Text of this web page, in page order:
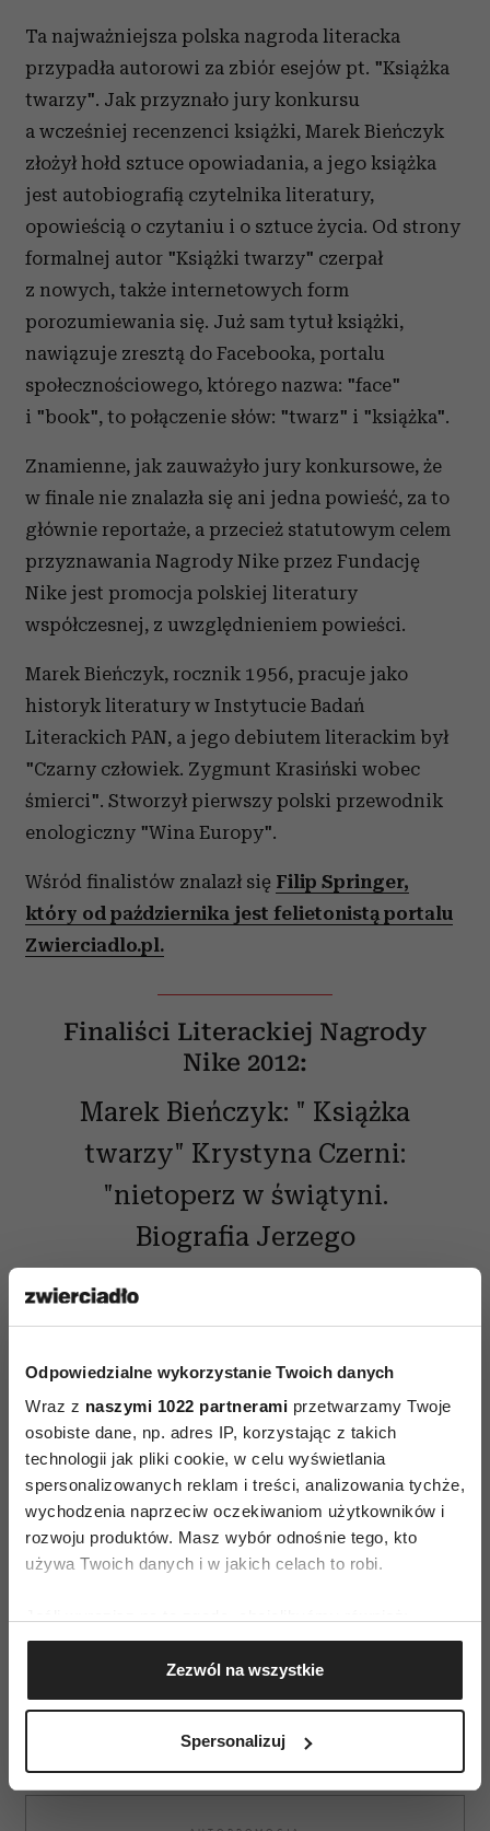
Odpowiedzialne wykorzystanie Twoich danych
Wraz z naszymi 1022 partnerami przetwarzamy Twoje
osobiste dane, np. adres IP, korzystając z takich
technologii jak pliki cookie, w celu wyświetlania
spersonalizowanych reklam i treści, analizowania tychże,
wychodzenia naprzeciw oczekiwaniom użytkowników i
rozwoju produktów. Masz wybór odnośnie tego, kto
używa Twoich danych i w jakich celach to robi.
Gromadzić dane dotyczące Twojej lokalizacji
geograficznej z dokładnością nawet do kilku metrów
Identyfikować Twoje urządzenie, aktywnie
(fingerprinting, czyli wirtualny odcisk palca)
Zezwól na wszystkie
Spersonalizuj
Ta najważniejsza polska nagroda literacka
przypadła autorowi za zbiór esejów pt. "Książka
twarzy". Jak przyznało jury konkursu
a wcześniej recenzenci książki, Marek Bieńczyk
złożył hołd sztuce opowiadania, a jego książka
jest autobiografią czytelnika literatury,
opowieścią o czytaniu i o sztuce życia. Od strony
formalnej autor "Książki twarzy" czerpał
z nowych, także internetowych form
porozumiewania się. Już sam tytuł książki,
nawiązuje zresztą do Facebooka, portalu
społecznościowego, którego nazwa: "face"
i "book", to połączenie słów: "twarz" i "książka".
Znamienne, jak zauważyło jury konkursowe, że
w finale nie znalazła się ani jedna powieść, za to
głównie reportaże, a przecież statutowym celem
przyznawania Nagrody Nike przez Fundację
Nike jest promocja polskiej literatury
współczesnej, z uwzględnieniem powieści.
Marek Bieńczyk, rocznik 1956, pracuje jako
historyk literatury w Instytucie Badań
Literackich PAN, a jego debiutem literackim był
"Czarny człowiek. Zygmunt Krasiński wobec
śmierci". Stworzył pierwszy polski przewodnik
enologiczny "Wina Europy".
Wśród finalistów znalazł się Filip Springer,
który od października jest felietonistą portalu
Zwierciadlo.pl.
Finaliści Literackiej Nagrody
Nike 2012:
Marek Bieńczyk: " Książka
twarzy" Krystyna Czerni:
"nietoperz w świątyni.
Biografia Jerzego
Nowosielskiego" Andrzej
Franaszek: " Miłosz. Biografia"
Filip Springer: " Miedzianka.
Historia znikania" Małgorzata
Szejnert: " Dom żółwia.
Zanzibar" Eugeniusz
Tkaczyszyn-Dycki : " Imię i
znamię" Magdalena Tulli: "